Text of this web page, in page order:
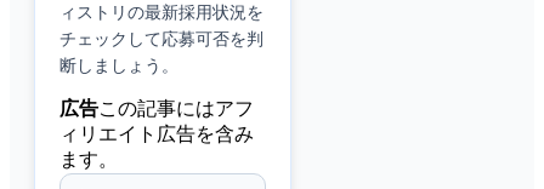
ィストリ の最新採用状況を
チェックして応募可否を判
断しましょう。
広告この記事にはアフ
ィリエイト広告を含み
ます。